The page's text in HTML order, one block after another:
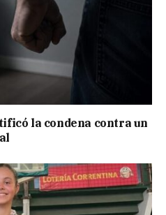
la condena contra un